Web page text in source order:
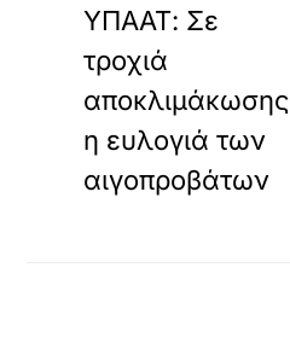
ΥΠΑΑΤ: Σε
τροχιά
αποκλιμάκωσης
η ευλογιά των
αιγοπροβάτων